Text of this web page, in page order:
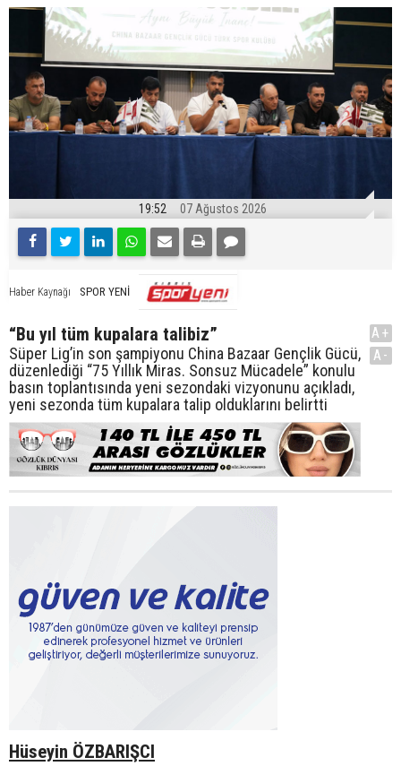
19:52 07 Ağustos 2026
Haber Kaynağı SPOR YENİ
“Bu yıl tüm kupalara talibiz”
Süper Lig’in son şampiyonu China Bazaar Gençlik Gücü,
düzenlediği “75 Yıllık Miras. Sonsuz Mücadele” konulu
basın toplantısında yeni sezondaki vizyonunu açıkladı,
yeni sezonda tüm kupalara talip olduklarını belirtti
A+
A-
Hüseyin ÖZBARIŞCI